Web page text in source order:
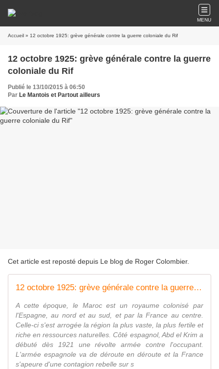
MENU
Accueil » 12 octobre 1925: grève générale contre la guerre coloniale du Rif
12 octobre 1925: grève générale contre la guerre
coloniale du Rif
Publié le 13/10/2015 à 06:50
Par Le Mantois et Partout ailleurs
Cet article est reposté depuis Le blog de Roger Colombier.
12 octobre 1925: grève générale contre la guerre coloniale du Rif
A cette époque, le Maroc est un royaume colonisé par
l'Espagne, au nord et au sud, et par la France au centre.
Celle-ci s'est arrogée la région la plus vaste, la plus fertile et
riche en ressources naturelles. Côté espagnol, Abd el Krim a
débuté dès 1921 une révolte armée contre l'occupant.
L'armée espagnole va de déroute en déroute et la France
s'apeure d'une contagion rebelle sur s